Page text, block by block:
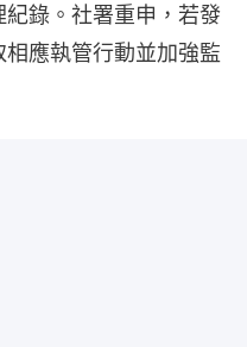
錄。社署重申，若發
應執管行動並加強監